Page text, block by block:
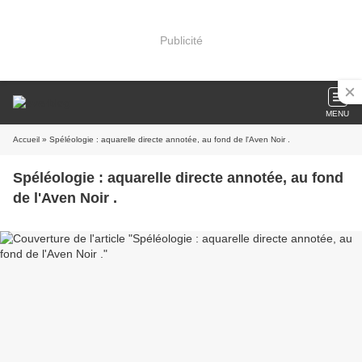
Publicité
MENU
Accueil » Spéléologie : aquarelle directe annotée, au fond de l'Aven Noir .
Spéléologie : aquarelle directe annotée, au fond
de l'Aven Noir .